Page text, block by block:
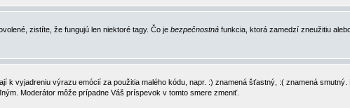
zistíte, že fungujú len niektoré tagy. Čo je bezpečnostná funkcia, ktorá zamedzí zneužitiu
k vyjadreniu výrazu emócií za použitia malého kódu, napr. :) znamená šťastný, :( znamená
Moderátor môže prípadne Váš príspevok v tomto smere zmeniť.